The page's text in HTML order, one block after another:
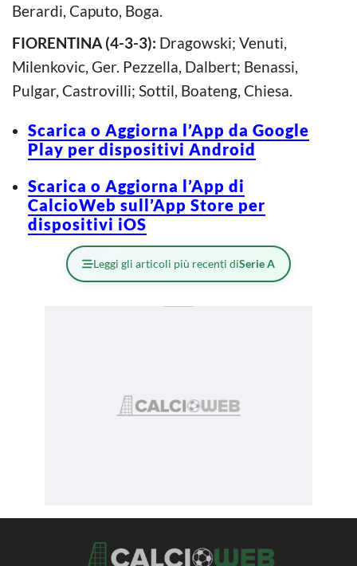
Berardi, Caputo, Boga.
FIORENTINA (4-3-3): Dragowski; Venuti,
Milenkovic, Ger. Pezzella, Dalbert; Benassi,
Pulgar, Castrovilli; Sottil, Boateng, Chiesa.
Scarica o Aggiorna l’App da Google
Play per dispositivi Android
Scarica o Aggiorna l’App di
CalcioWeb sull’App Store per
dispositivi iOS
Leggi gli articoli più recenti diSerie A